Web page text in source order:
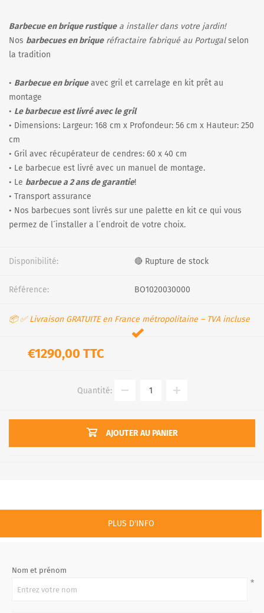
Barbecue en brique rustiquea installer dans votre jardin!
Nos barbecues en briqueréfractaire fabriqué au Portugalselon
la tradition
• Barbecue en briqueavec gril et carrelage en kit prêt au
montage
• Le barbecue est livré avec le gril
• Dimensions: Largeur: 168 cm x Profondeur: 56 cm x Hauteur: 250
cm
• Gril avec récupérateur de cendres: 60 x 40 cm
• Le barbecue est livré avec un manuel de montage.
• Le barbecue a 2 ans de garantie!
• Transport assurance
• Nos barbecues sont livrés sur une palette en kit ce qui vous
permez de l´installer a l´endroit de votre choix.
Disponibilité: 🔴 Rupture de stock
Référence: BO1020030000
📦 ✅ Livraison GRATUITE en France métropolitaine – TVA incluse
€1290,00 TTC
Quantité:
AJOUTER AU PANIER
PLUS D'INFO
Nom et prénom
*